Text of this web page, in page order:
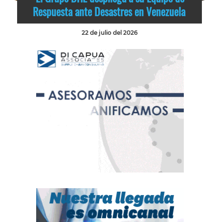
Respuesta ante Desastres en Venezuela
22 de julio del 2026